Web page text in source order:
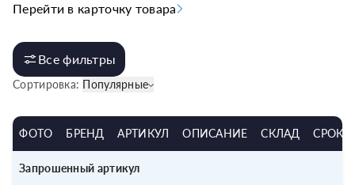
Перейти в карточку товара
Все фильтры
Сортировка: Популярные
ФОТО БРЕНД АРТИКУЛ ОПИСАНИЕ СКЛАД СРОК
Запрошенный артикул